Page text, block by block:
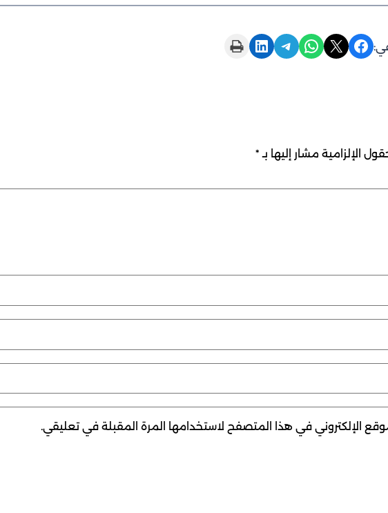
Share on Facebook
Share on X
Share on WhatsApp
Share on Telegram
Share on LinkedIn
Print this Page
الإلزامية مشار إليها بـ *
الإلكتروني في هذا المتصفح لاستخدامها المرة المقبلة في تعليقي.